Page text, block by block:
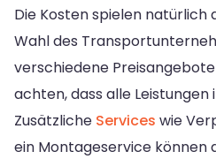
Die Kosten spielen natürlich
Wahl des
verschiedene
achten, dass alle Leistungen
Zusätzliche Services wie
ein Montageservice können